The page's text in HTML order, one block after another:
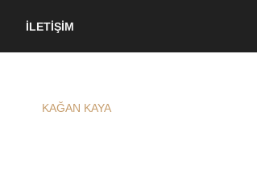
İLETİŞİM
KAĞAN KAYA